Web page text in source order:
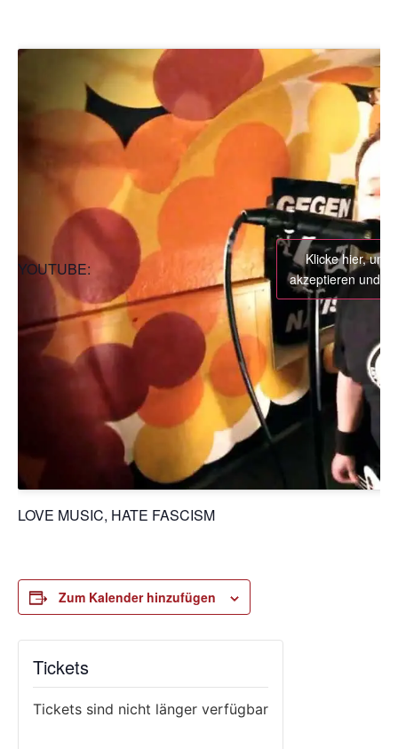
YOUTUBE:
Klicke hier, um
akzeptieren und
LOVE MUSIC, HATE FASCISM
Zum Kalender hinzufügen
Tickets
Tickets sind nicht länger verfügbar